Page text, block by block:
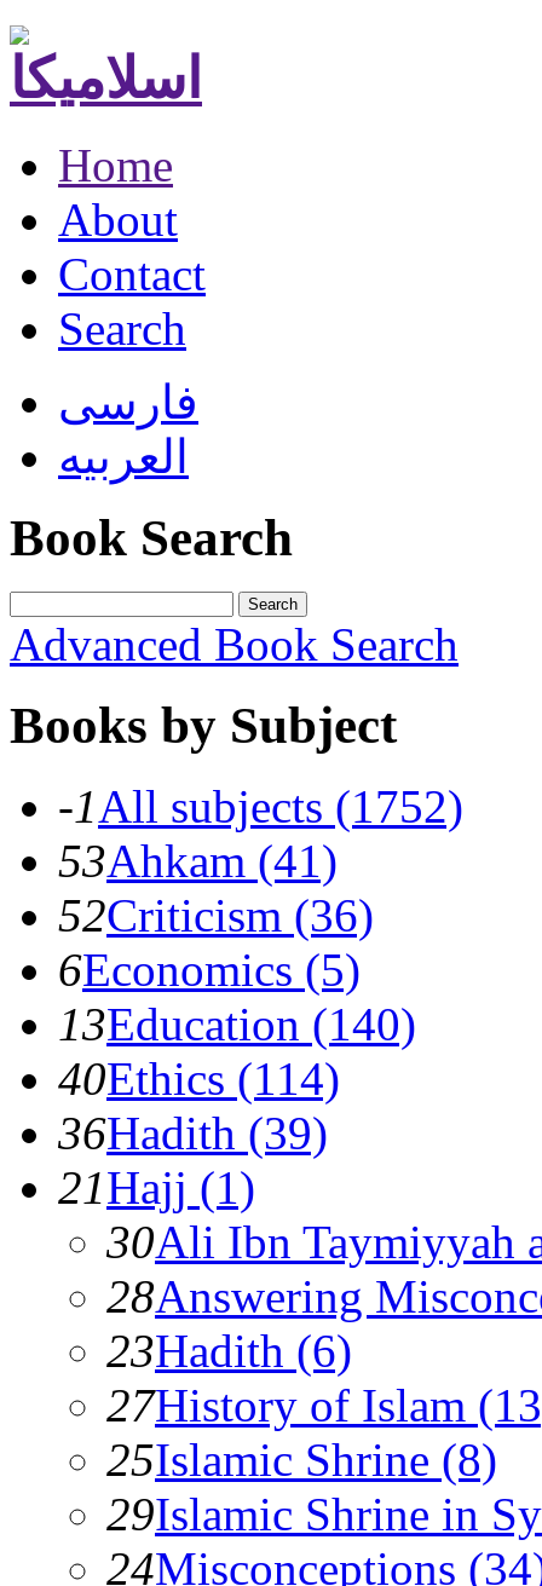
Home
About
Contact
Search
فارسی
العربیه
Book Search
Search
Advanced Book Search
Books by Subject
-1All subjects (1752)
53Ahkam (41)
52Criticism (36)
6Economics (5)
13Education (140)
40Ethics (114)
36Hadith (39)
21Hajj (1)
30Ali Ibn Taymiyyah
28Answering
23Hadith (6)
27History of Islam
25Islamic Shrine (8)
29Islamic Shrine in
24Misconceptions